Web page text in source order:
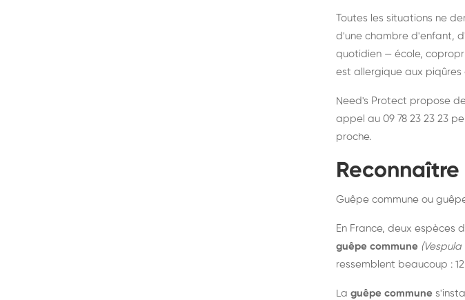
Toutes les situations ne
d'une chambre d'enfant,
quotidien — école,
est allergique aux piqûres
Need's Protect propose
appel au 09 78 23 23 23
proche.
Guêpe commune ou
En France, deux
guêpe commune (Vespula
ressemblent beaucoup :
La guêpe commune